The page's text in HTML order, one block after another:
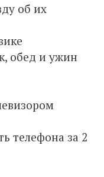
об их
обед и ужин
телефона за 2